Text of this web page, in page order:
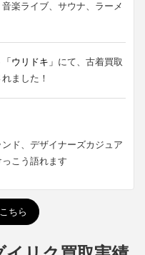
楽ライブ、サウナ、ラーメ
ウリドキ」 にて、古着買取
ました！
ド、デザイナーズカジュア
こう語れます
ちら